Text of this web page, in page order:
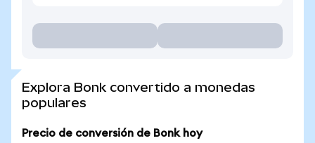
Explora Bonk convertido a monedas
populares
Precio de conversión de Bonk hoy